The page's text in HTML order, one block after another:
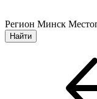
Регион Минск